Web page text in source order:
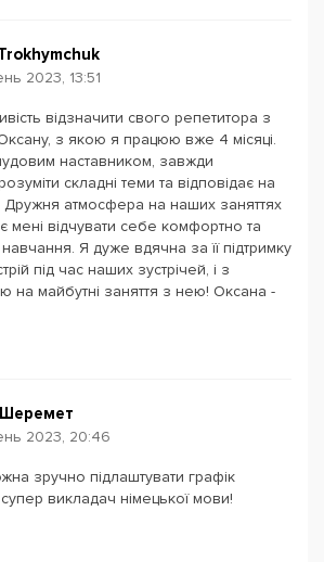
2023, 13:51
відзначити свого репетитора з
з якою я працюю вже 4 місяці.
наставником, завжди
складні теми та відповідає на
Дружня атмосфера на наших заняттях
мені відчувати себе комфортно та
Я дуже вдячна за її підтримку
під час наших зустрічей, і з
на майбутні заняття з нею! Оксана -
2023, 20:46
зручно підлаштувати графік
викладач німецької мови!